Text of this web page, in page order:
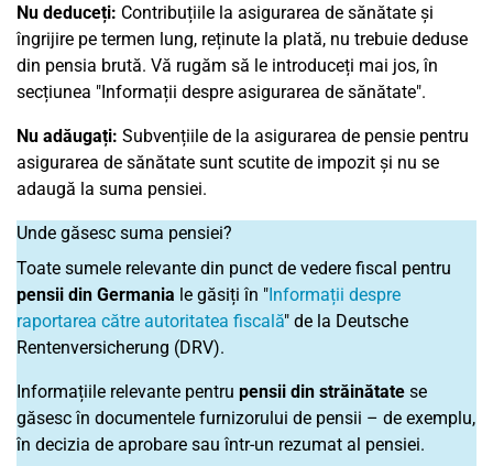
Nu deduceți: Contribuțiile la asigurarea de sănătate și
îngrijire pe termen lung, reținute la plată, nu trebuie deduse
din pensia brută. Vă rugăm să le introduceți mai jos, în
secțiunea "Informații despre asigurarea de sănătate".
Nu adăugați: Subvențiile de la asigurarea de pensie pentru
asigurarea de sănătate sunt scutite de impozit și nu se
adaugă la suma pensiei.
Unde găsesc suma pensiei?
Toate sumele relevante din punct de vedere fiscal pentru
pensii din Germania le găsiți în "Informații despre
raportarea către autoritatea fiscală" de la Deutsche
Rentenversicherung (DRV).
Informațiile relevante pentru pensii din străinătate se
găsesc în documentele furnizorului de pensii – de exemplu,
în decizia de aprobare sau într-un rezumat al pensiei.